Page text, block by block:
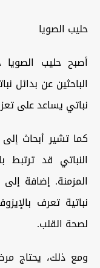
حليب الصويا
أصبح حليب
الباحثين عن بدائل
نباتي يساعد على
كما تشير أبحاث إلى
النباتي قد ترتبط
المزمنة. إضافة
نباتية تعرف
لصحة القلب.
ومع ذلك، يحتاج